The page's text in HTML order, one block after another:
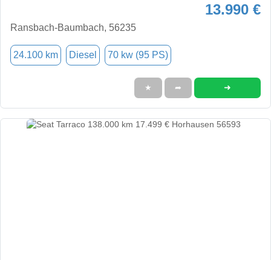
13.990 €
Ransbach-Baumbach, 56235
24.100 km Diesel 70 kw (95 PS)
★ ➦ ➜